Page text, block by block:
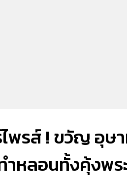
ไพรส์ ! ขวัญ อุ
ำหลอนทั้งคุ้งพร